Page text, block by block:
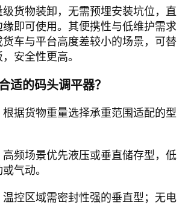
物装卸，无需预埋安装坑位，直
即可使用。其便携性与低维护需求
车与平台高度差较小的场景，可替
安全性更高。
适的码头调平器？
货物重量选择承重范围适配的型
场景优先液压或垂直储存型，低
气动。
区域需密封性强的垂直型；无电